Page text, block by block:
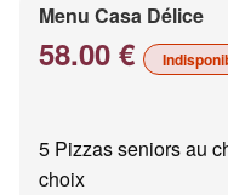
Menu Casa Délice
58.00 €
5 Pizzas seniors au
choix